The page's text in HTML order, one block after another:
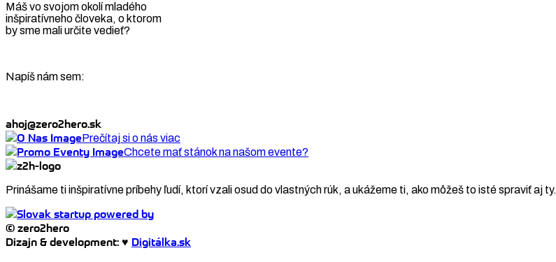
Máš vo svojom okolí mladého
inšpiratívneho človeka, o ktorom
by sme mali určite vedieť?
Napíš nám sem:
ahoj@zero2hero.sk
Prečítaj si o nás viac
Chcete mať stánok na našom evente?
Prinášame ti inšpiratívne príbehy ľudí, ktorí vzali osud do vlastných rúk, a ukážeme ti, ako môžeš to isté spraviť aj ty.
© zero2hero
Dizajn & development: ♥ Digitálka.sk